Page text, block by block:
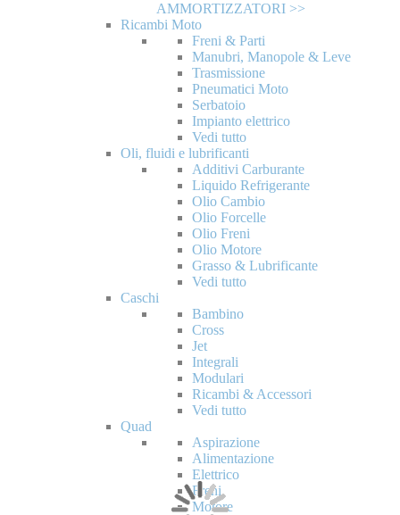
AMMORTIZZATORI >>
Ricambi Moto
Freni & Parti
Manubri, Manopole & Leve
Trasmissione
Pneumatici Moto
Serbatoio
Impianto elettrico
Vedi tutto
Oli, fluidi e lubrificanti
Additivi Carburante
Liquido Refrigerante
Olio Cambio
Olio Forcelle
Olio Freni
Olio Motore
Grasso & Lubrificante
Vedi tutto
Caschi
Bambino
Cross
Jet
Integrali
Modulari
Ricambi & Accessori
Vedi tutto
Quad
Aspirazione
Alimentazione
Elettrico
Freni
Motore